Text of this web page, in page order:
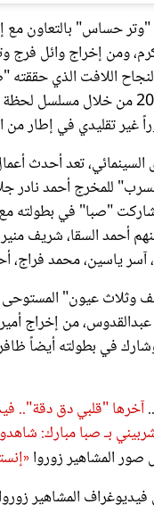
حساس" بالتعاون مع
ومن إخراج وائل فرج
اللافت الذي
الرمضاني 2024 من خلال
غير تقليدي في إطار من
تعد أحدث
للمخرج أحمد نادر
"صبا" في بطولته
أحمد السقا، شريف
ياسين، محمد فراج،
وثلاث عيون" المستوحى
عبدالقدوس، من إخراج
في بطولته أيضاً
آخرها "قلبي دق دقة"..
بـ صبا مبارك:
صور المشاهير زوروا
المشاهير زوروا